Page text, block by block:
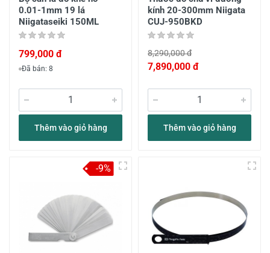
0.01-1mm 19 lá
Niigataseiki 150ML
799,000 đ
Đã bán: 8
Thêm vào giỏ hàng
kính 20-300mm Niigata
CUJ-950BKD
8,290,000 đ
7,890,000 đ
Thêm vào giỏ hàng
-9%